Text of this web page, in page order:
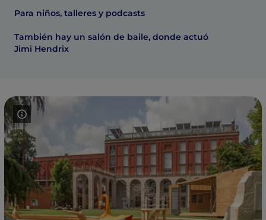
Para niños, talleres y podcasts
También hay un salón de baile, donde actuó
Jimi Hendrix